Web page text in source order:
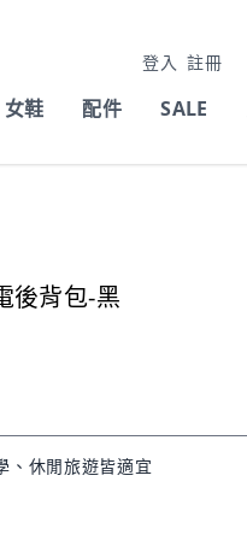
登入 註冊
女鞋 配件 SALE
後背包-黑
、休閒旅遊皆適宜